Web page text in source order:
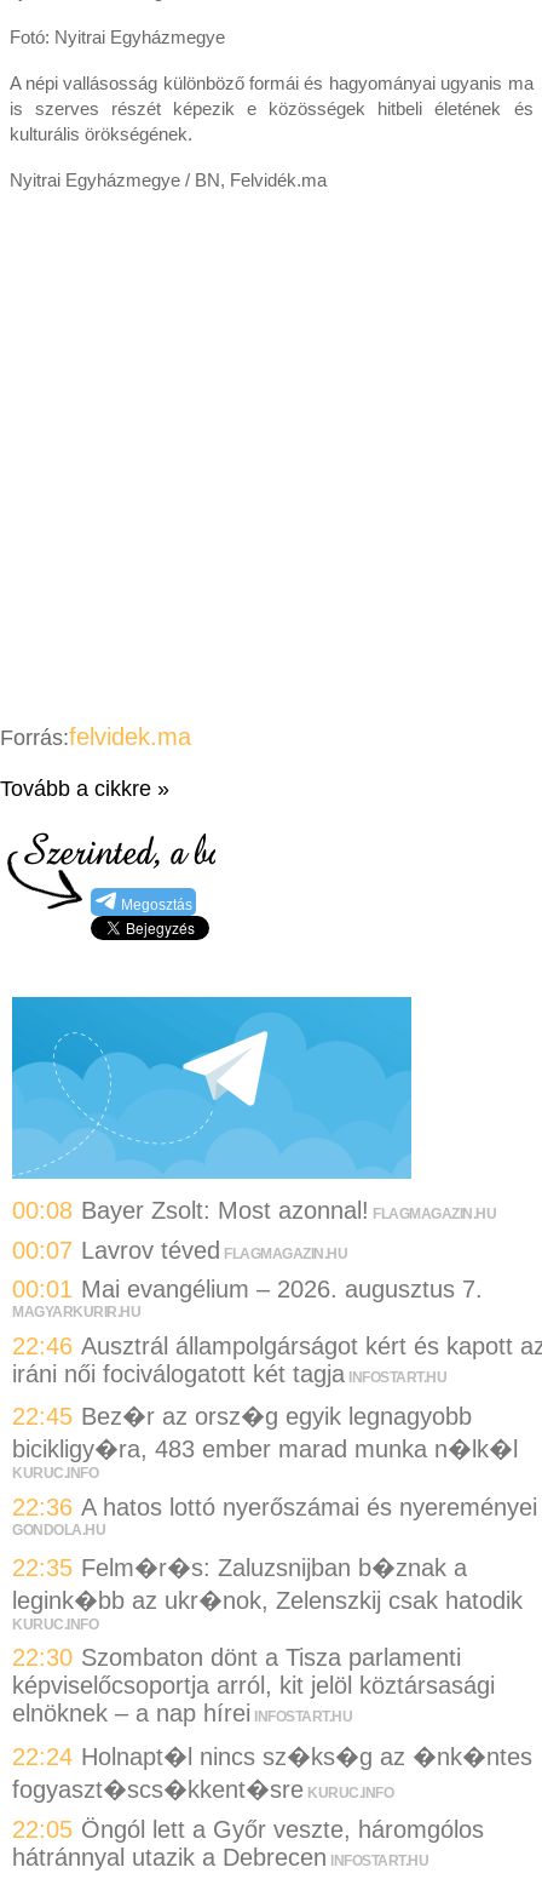
Fotó: Nyitrai Egyházmegye
A népi vallásosság különböző formái és hagyományai ugyanis ma
is szerves részét képezik e közösségek hitbeli életének és
kulturális örökségének.
Nyitrai Egyházmegye / BN, Felvidék.ma
Forrás:felvidek.ma
Tovább a cikkre »
Megosztás
00:08 Bayer Zsolt: Most azonnal! FLAGMAGAZIN.HU
00:07 Lavrov téved FLAGMAGAZIN.HU
00:01 Mai evangélium – 2026. augusztus 7.
MAGYARKURIR.HU
22:46 Ausztrál állampolgárságot kért és kapott
iráni női fociválogatott két tagja INFOSTART.HU
22:45 Bez�r az orsz�g egyik legnagyobb
bicikligy�ra, 483 ember marad munka n�lk�l
KURUC.INFO
22:36 A hatos lottó nyerőszámai és nyereményei
GONDOLA.HU
22:35 Felm�r�s: Zaluzsnijban b�znak a
legink�bb az ukr�nok, Zelenszkij csak hatodik
KURUC.INFO
22:30 Szombaton dönt a Tisza parlamenti
képviselőcsoportja arról, kit jelöl köztársasági
elnöknek – a nap hírei
INFOSTART.HU
22:24 Holnapt�l nincs sz�ks�g az �nk�ntes
fogyaszt�scs�kkent�sre KURUC.INFO
22:05 Öngól lett a Győr veszte, háromgólos
hátránnyal utazik a Debrecen
INFOSTART.HU